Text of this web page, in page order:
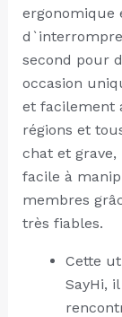
ergonomique
second pour
occasion
et facilement
régions et
chat et
facile à
membres
très fiables.
Cette
SayHi,